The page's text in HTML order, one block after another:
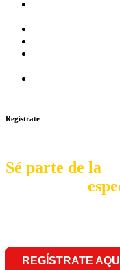
Regístrate
Sé parte de la
REGÍSTRATE AQUÍ